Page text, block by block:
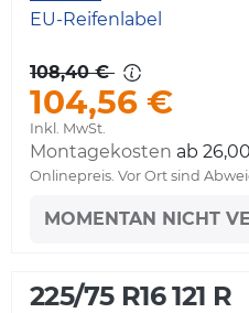
EU-Reifenlabel
108,40 €
104,56 €
Inkl. MwSt.
Montagekosten ab
Onlinepreis. Vor Ort sind
MOMENTAN NICHT
225/75 R16 121 R